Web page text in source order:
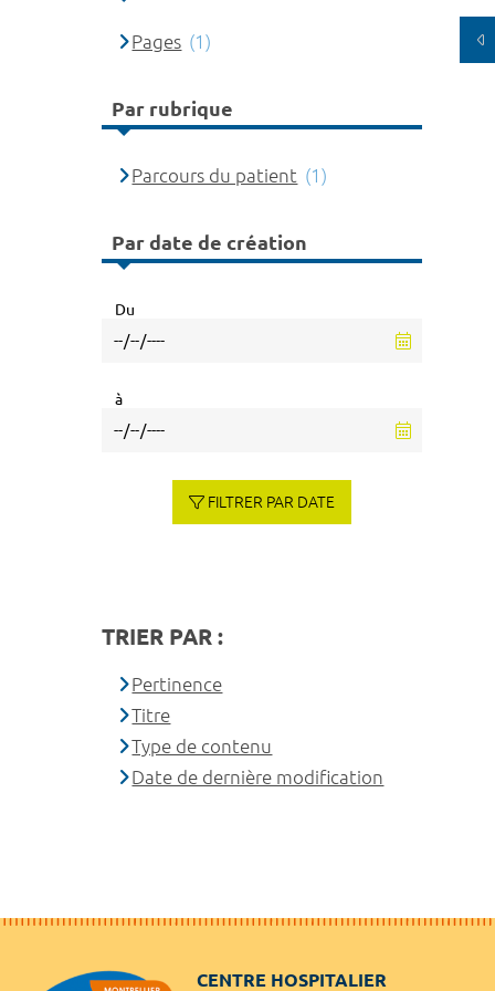
Pages (1)
Par rubrique
Parcours du patient (1)
Par date de création
Du
à
FILTRER PAR DATE
TRIER PAR :
Pertinence
Titre
Type de contenu
Date de dernière modification
CENTRE HOSPITALIER